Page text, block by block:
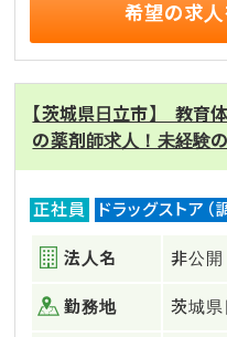
希望の求
【茨城県日立市】 教育
の薬剤師求人！未経験の
正社員 ドラッグストア（
法人名 非公
勤務地 茨城